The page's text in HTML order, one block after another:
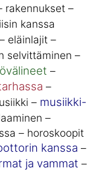
rakennukset –
kanssa
– eläinlajit –
selvittäminen –
–
–
– musiikki-
–
– horoskoopit
kanssa –
ja vammat –